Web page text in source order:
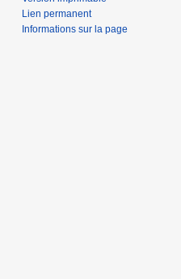
Lien permanent
Informations sur la page